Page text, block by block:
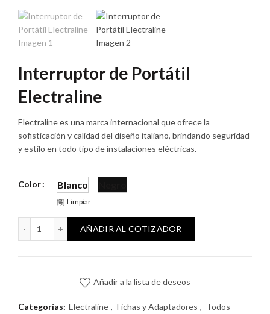
Interruptor de Portátil
Electraline
Electraline es una marca internacional que ofrece la
sofisticación y calidad del diseño italiano, brindando seguridad
y estilo en todo tipo de instalaciones eléctricas.
Color Blanco
Limpiar
Interruptor de Portátil Electraline cantidad
AÑADIR AL COTIZADOR
Añadir a la lista de deseos
Categorías: Electraline , Fichas y Adaptadores , Todos